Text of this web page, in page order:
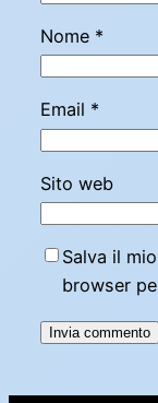
Nome *
Email *
Sito web
Salva il
browser